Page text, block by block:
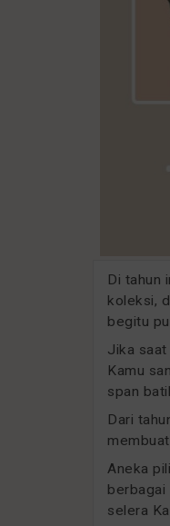
Di tahun
koleksi,
begitu
Jika
Kamu
span
Dari
Aneka
berbagai
selera